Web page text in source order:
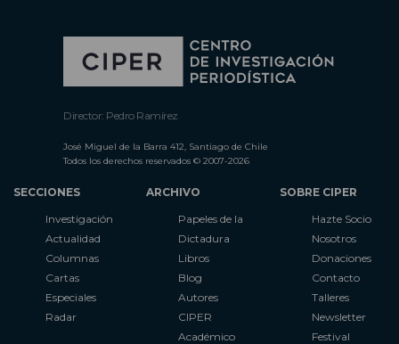
Director: Pedro Ramírez
José Miguel de la Barra 412, Santiago de Chile
Todos los derechos reservados © 2007-2026
SECCIONES
Investigación
Actualidad
Columnas
Cartas
Especiales
Radar
ARCHIVO
Papeles de la
Dictadura
Libros
Blog
Autores
CIPER
Académico
SOBRE CIPER
Hazte Socio
Nosotros
Donaciones
Contacto
Talleres
Newsletter
Festival